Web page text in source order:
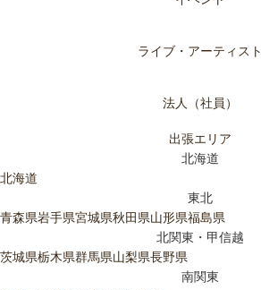
ライブ・アーティスト
法人（社員）
出張エリア
北海道
北海道
東北
青森県岩手県宮城県秋田県山形県福島県
北関東・甲信越
茨城県栃木県群馬県山梨県長野県
南関東